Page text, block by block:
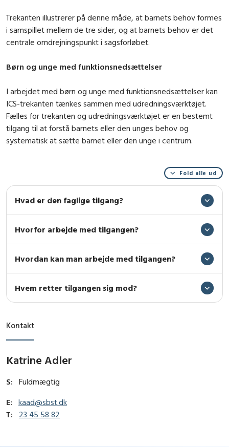
Trekanten illustrerer på denne måde, at barnets behov formes
i samspillet mellem de tre sider, og at barnets behov er det
centrale omdrejningspunkt i sagsforløbet.
Børn og unge med funktionsnedsættelser
I arbejdet med børn og unge med funktionsnedsættelser kan
ICS-trekanten tænkes sammen med udredningsværktøjet.
Fælles for trekanten og udredningsværktøjet er en bestemt
tilgang til at forstå barnets eller den unges behov og
systematisk at sætte barnet eller den unge i centrum.
Fold alle ud
Hvad er den faglige tilgang?
Hvorfor arbejde med tilgangen?
Hvordan kan man arbejde med tilgangen?
Hvem retter tilgangen sig mod?
Kontakt
Katrine Adler
S:
Fuldmægtig
E:
kaad@sbst.dk
T:
23 45 58 82